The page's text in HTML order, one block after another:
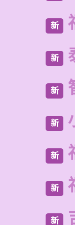
新
新
新
新
新
新
新